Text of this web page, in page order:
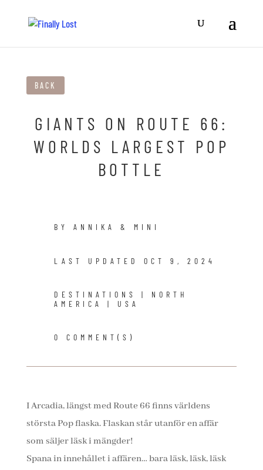
BACK
GIANTS ON ROUTE 66:
WORLDS LARGEST POP
BOTTLE
BY ANNIKA & MINI
LAST UPDATED OCT 9, 2024
DESTINATIONS | NORTH
AMERICA
| USA
0 COMMENT(S)
I Arcadia, längst med Route 66 finns världens
största Pop flaska. Flaskan står utanför en affär
som säljer läsk i mängder!
Spana in innehållet i affären… bara läsk, läsk, läsk